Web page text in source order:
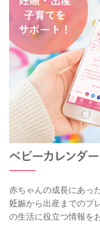
赤ちゃんの成長にあっ
妊娠から出産までのプ
の生活に役立つ情報を